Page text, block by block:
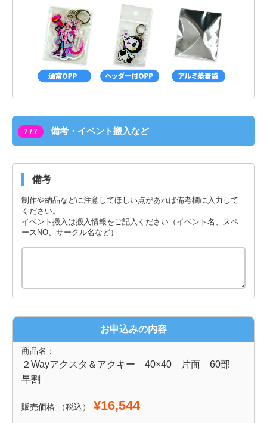
7 / 7 備考・イベント搬入など
備考
制作や納品などに注意してほしい点があれば備考欄に入力して
ください。
イベント搬入は搬入情報をご記入ください（イベント名、スペ
ースNO、サークル名など）
お申込みの内容
商品名：
２Wayアクスタ＆アクキー 40×40 片面 60部
早割
販売価格 （税込） ¥16,544